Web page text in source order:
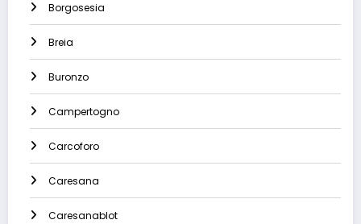
Borgosesia
Breia
Buronzo
Campertogno
Carcoforo
Caresana
Caresanablot